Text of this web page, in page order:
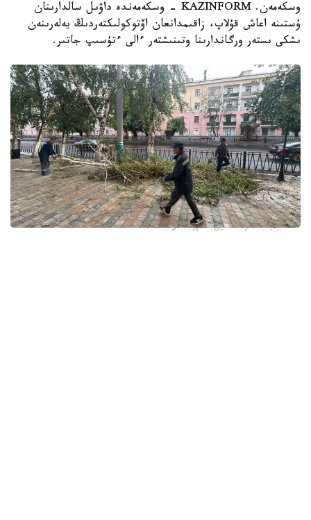
وسكەمەن. KAZINFORM - وسكەمەندە داۋىل سالدارىنان
ۇستىنە اعاش قۇلاپ، زاقىمدانعان اۆتوكولىكتەردىڭ يەلەرىنەن
ىشكى ىستەر ورگاندارىنا وتىنىشتەر ءالى ءتۇسىپ جاتىر.
فوتو: وسكەمەن قالاسى اكىمدىگىنەن